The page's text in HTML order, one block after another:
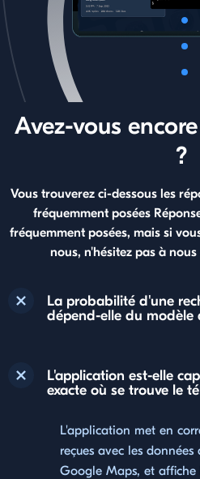
Avez-vous
?
Vous trouverez ci-dessous les
fréquemment posées
fréquemment posées, mais si
nous, n'hésitez pas à
La probabilité d'une
dépend-elle du modèle
L'application est-elle
exacte où se trouve le
L'application met en
reçues avec les
Google Maps, et affiche